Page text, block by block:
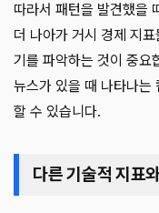
따라서 패턴을 발견했을
더 나아가 거시 경제 지
기를 파악하는 것이 중요
뉴스가 있을 때 나타나는
할 수 있습니다.
다른 기술적 지표